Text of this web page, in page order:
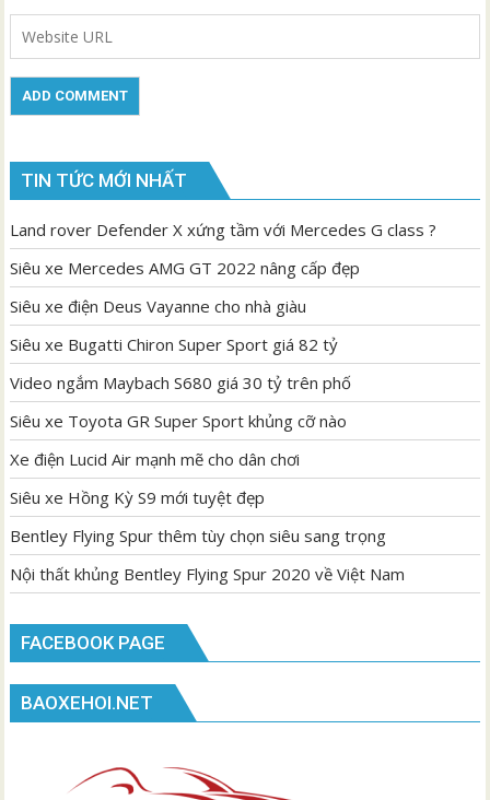
TIN TỨC MỚI NHẤT
Land rover Defender X xứng tầm với Mercedes G class ?
Siêu xe Mercedes AMG GT 2022 nâng cấp đẹp
Siêu xe điện Deus Vayanne cho nhà giàu
Siêu xe Bugatti Chiron Super Sport giá 82 tỷ
Video ngắm Maybach S680 giá 30 tỷ trên phố
Siêu xe Toyota GR Super Sport khủng cỡ nào
Xe điện Lucid Air mạnh mẽ cho dân chơi
Siêu xe Hồng Kỳ S9 mới tuyệt đẹp
Bentley Flying Spur thêm tùy chọn siêu sang trọng
Nội thất khủng Bentley Flying Spur 2020 về Việt Nam
FACEBOOK PAGE
BAOXEHOI.NET